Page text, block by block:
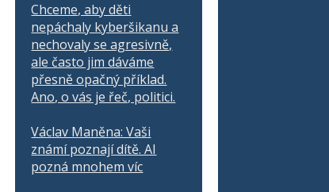
Chceme, aby děti
nepáchaly kyberšikanu a
nechovaly se agresivně,
ale často jim dáváme
přesně opačný příklad.
Ano, o vás je řeč, politici.
Václav Maněna: Vaši
známí poznají dítě. AI
pozná mnohem víc